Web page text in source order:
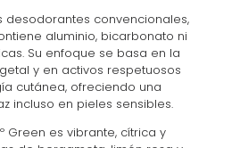
desodorantes convencionales,
aluminio, bicarbonato ni
Su enfoque se basa en la
y en activos respetuosos
cutánea, ofreciendo una
incluso en pieles sensibles.
Green es vibrante, cítrica y